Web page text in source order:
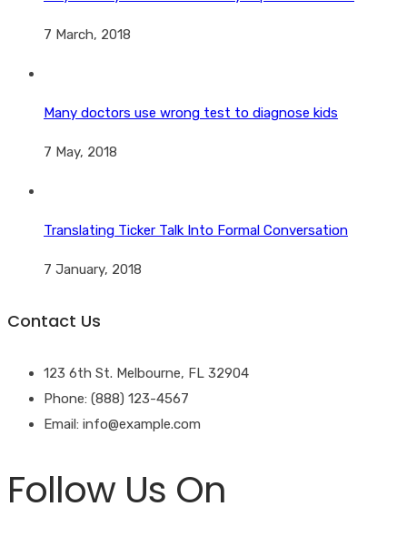
7 March, 2018
Many doctors use wrong test to diagnose kids
7 May, 2018
Translating Ticker Talk Into Formal Conversation
7 January, 2018
Contact Us
123 6th St. Melbourne, FL 32904
Phone: (888) 123-4567
Email: info@example.com
Follow Us On